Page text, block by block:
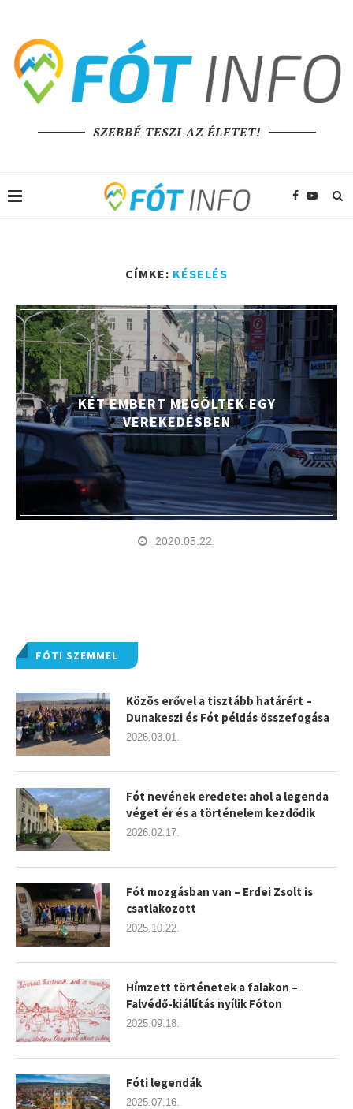
SZEBBÉ TESZI AZ ÉLETET!
CÍMKE: KÉSELÉS
KÉT EMBERT MEGÖLTEK EGY
VEREKEDÉSBEN
2020.05.22.
FÓTI SZEMMEL
Közös erővel a tisztább határért –
Dunakeszi és Fót példás összefogása
2026.03.01.
Fót nevének eredete: ahol a legenda
véget ér és a történelem kezdődik
2026.02.17.
Fót mozgásban van – Erdei Zsolt is
csatlakozott
2025.10.22.
Hímzett történetek a falakon –
Falvédő-kiállítás nyílik Fóton
2025.09.18.
Fóti legendák
2025.07.16.